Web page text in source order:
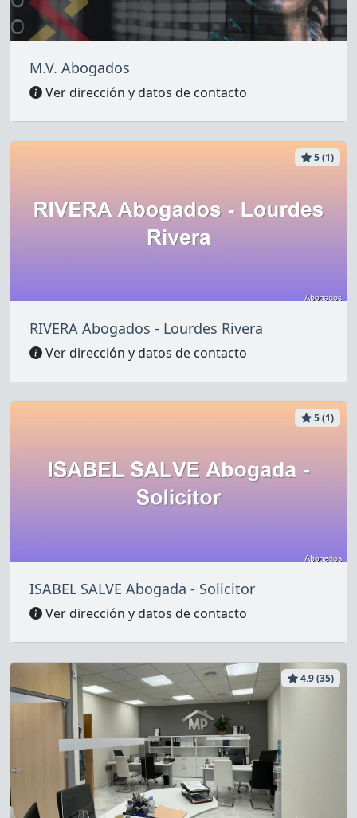
M.V. Abogados
Ver dirección y datos de contacto
5 (1)
RIVERA Abogados - Lourdes Rivera
Ver dirección y datos de contacto
5 (1)
ISABEL SALVE Abogada - Solicitor
Ver dirección y datos de contacto
4.9 (35)